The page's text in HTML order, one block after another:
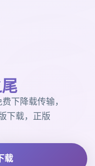
下降载传输，
下载，正版
载